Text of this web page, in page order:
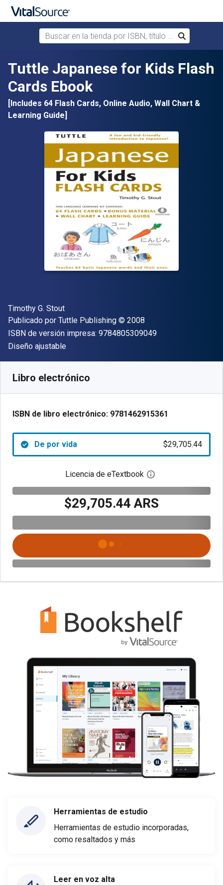
Saltar al contenido principal
Buscar en la tienda por ISBN, título o autor
Buscar
Tuttle Japanese for Kids Flash
Cards Ebook
[Includes 64 Flash Cards, Online Audio, Wall Chart &
Learning Guide]
Autor(es)
Timothy G. Stout
Editor
Publicado por Tuttle Publishing Copyright
© 2008
ISBN de versión impresa: 9784805309049"ISBN-13
Formato
Diseño ajustable
Libro electrónico
ISBN de libro electrónico: 9781462915361
De por vida $29,705.44
Licencia de eTextbook Abre el cuadro de
$29,705.44 ARS
Herramientas de estudio
Herramientas de estudio incorporadas,
como resaltados y más
Leer en voz alta